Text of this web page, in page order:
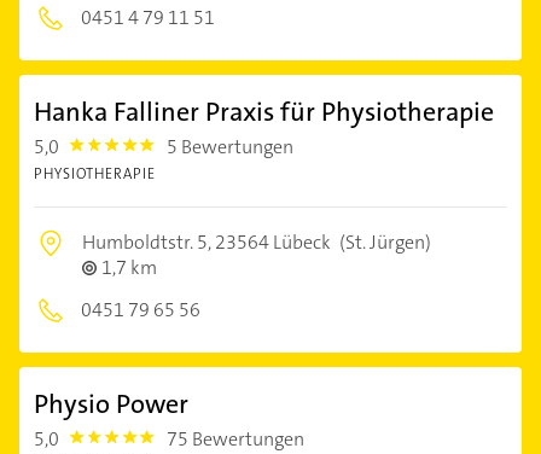
0451 4 79 11 51
Hanka Falliner Praxis für Physiotherapie
5,0 5.0 5 Bewertungen
PHYSIOTHERAPIE
Humboldtstr. 5,23564 Lübeck (St. Jürgen)
1,7 km
0451 79 65 56
Physio Power
5,0 5.0 75 Bewertungen